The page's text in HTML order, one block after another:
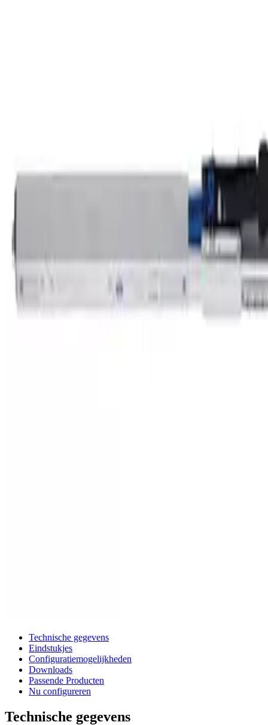
Technische gegevens
Eindstukjes
Configuratiemogelijkheden
Downloads
Passende Producten
Nu configureren
Technische gegevens